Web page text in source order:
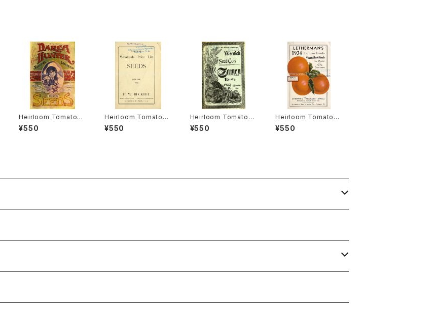
Heirloom Tomato®
Canada Pride エアル
ーム・トマト・カナダ・プ
¥550
Heirloom Tomato®
Livingston's Crimso
n Cushion エアルー
¥550
Heirloom Tomato®
Livingston's Boufo
mmenheir エアルー
¥550
Heirloom Tomato®
Lethermans' Param
ount エアルーム・トマ
¥550